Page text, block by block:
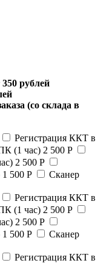
рублей
(со склада в
Регистрация ККТ в
(1 час) 2 500 Р
2 500 Р
1 500 Р
Сканер
Регистрация ККТ в
(1 час) 2 500 Р
2 500 Р
1 500 Р
Сканер
Регистрация ККТ в